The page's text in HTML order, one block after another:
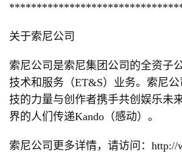
关于索尼公司
索尼公司是索尼集团公司的全资子
技术和服务（ET&S）业务。索尼
技的力量与创作者携手共创娱乐未
界的人们传递Kando（感动）。
索尼公司更多详情，请访问：http://